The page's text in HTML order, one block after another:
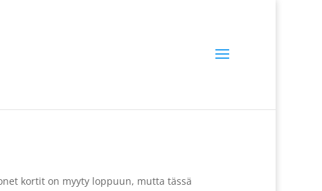
kortit on myyty loppuun, mutta tässä